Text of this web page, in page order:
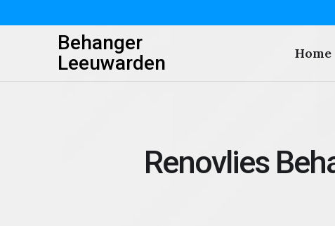
Behanger
Leeuwarden
Home
Renovlies